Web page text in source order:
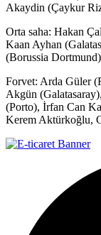
Akaydin (Çaykur
Orta saha: Hakan
Kaan Ayhan
(Borussia Dortmund)
Forvet: Arda Güler
Akgün
(Porto), İrfan Can
Kerem Aktürkoğlu,